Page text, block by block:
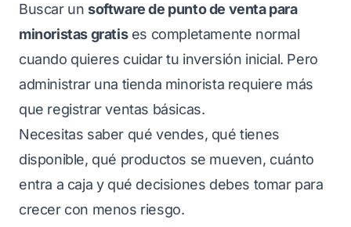
Buscar un software de punto de venta para
minoristas gratises completamente normal
cuando quieres cuidar tu inversión inicial. Pero
administrar una tienda minorista requiere más
que registrar ventas básicas.
Necesitas saber qué vendes, qué tienes
disponible, qué productos se mueven, cuánto
entra a caja y qué decisiones debes tomar para
crecer con menos riesgo.